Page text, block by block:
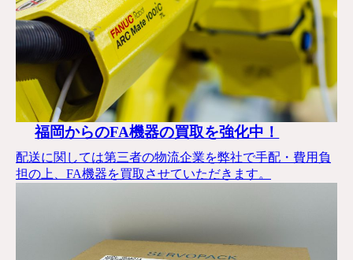
福岡からのFA機器の買取を強化中！
配送に関しては第三者の物流企業を弊社で手配・費用負
担の上、FA機器を買取させていただきます。